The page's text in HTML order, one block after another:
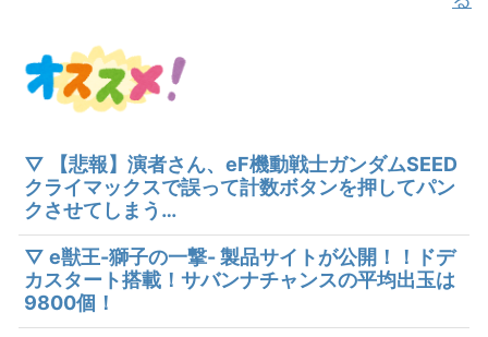
▽ 【悲報】演者さん、eF機動戦士ガンダムSEED
クライマックスで誤って計数ボタンを押してパン
クさせてしまう…
▽ e獣王-獅子の一撃- 製品サイトが公開！！ドデ
カスタート搭載！サバンナチャンスの平均出玉は
9800個！